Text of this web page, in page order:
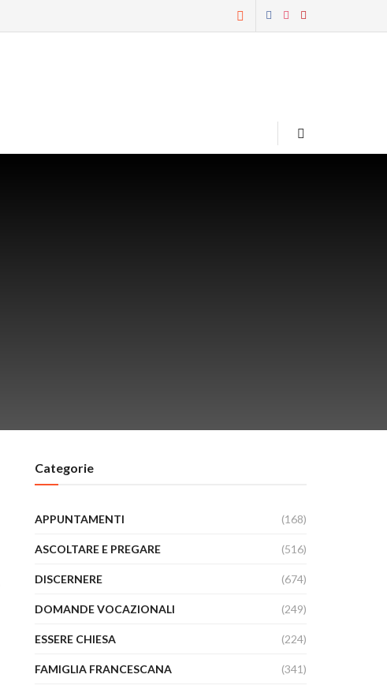
Categorie
APPUNTAMENTI (168)
ASCOLTARE E PREGARE (516)
DISCERNERE (674)
DOMANDE VOCAZIONALI (249)
ESSERE CHIESA (224)
FAMIGLIA FRANCESCANA (341)